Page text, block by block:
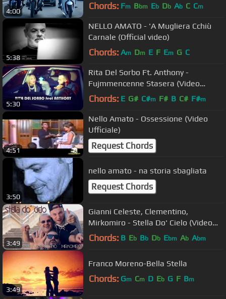
4:00 Chords: Fm Bbm Eb Db Ab C Cm
5:38
NELLO AMATO - 'A Mugliera Cchiù
Carnale (Official video)
Chords: Am Dm E F Em G C
5:30
Rita Del Sorbo Ft. Anthony -
Fujmmencenne Stasera (Video
Ufficiale 2016)
Chords: E G# C#m F# B C# F#m
4:51
Nello Amato - Ossessione (Video
Ufficiale)
Request Chords
3:50
nello amato - na storia sbagliata
Request Chords
3:49
Gianni Celeste, Clementino,
Mirkomiro - Stella Do' Cielo (Video
Ufficiale 2016)
Chords: B Eb Bb Db Ebm Ab Abm
3:49
Franco Moreno-Bella Stella
Chords: Gm Cm D Eb G F Bm